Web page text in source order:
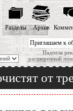
Приглашаем к
Надоела
расширенный
Разделы Архив
от